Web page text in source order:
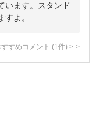
います。スタンド
よ。
すめコメント (1 件) >